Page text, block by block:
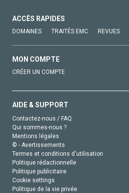
ACCÈS RAPIDES
DOMAINES TRAITÉS EMC REVUES
MON COMPTE
CRÉER UN COMPTE
AIDE & SUPPORT
Contactez-nous / FAQ
Qui sommes-nous ?
Mentions légales
© - Avertissements
Termes et conditions d'utilisation
Politique rédactionnelle
Politique publicitaire
Cookie settings
Politique de la vie privée